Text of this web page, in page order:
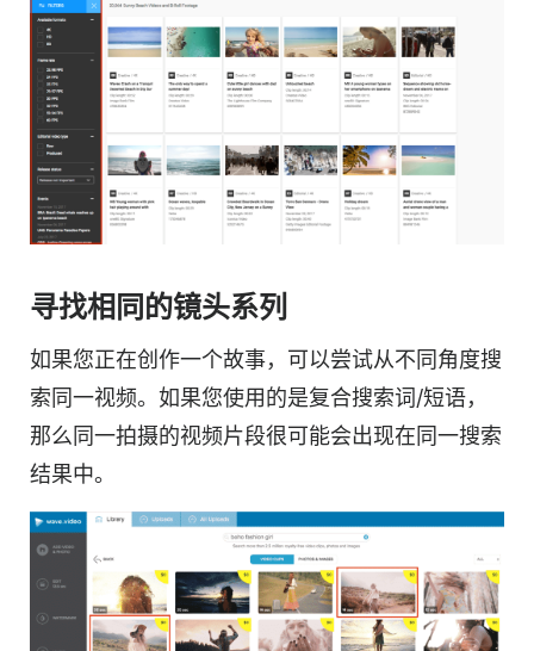
寻找相同的镜头系列
如果您正在创作一个故事，可以尝试从不同角度搜
索同一视频。如果您使用的是复合搜索词/短语，
那么同一拍摄的视频片段很可能会出现在同一搜索
结果中。